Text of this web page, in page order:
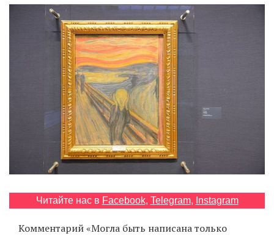
Читайте нас в Facebook, Telegram, Instagram
Комментарий «Могла быть написана только